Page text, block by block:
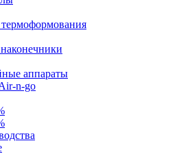
аппараты
n-go